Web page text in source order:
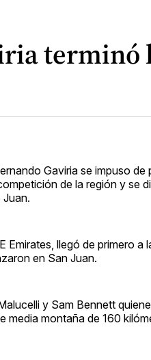
terminó
Gaviria se impuso
de la región y se
Emirates, llegó de primero
en San Juan.
y Sam Bennett
media montaña de 160